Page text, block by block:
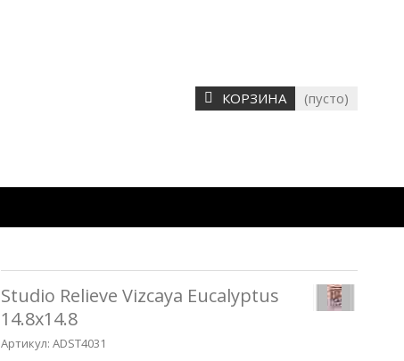
КОРЗИНА (пусто)
Studio Relieve Vizcaya Eucalyptus
14.8x14.8
Артикул: ADST4031